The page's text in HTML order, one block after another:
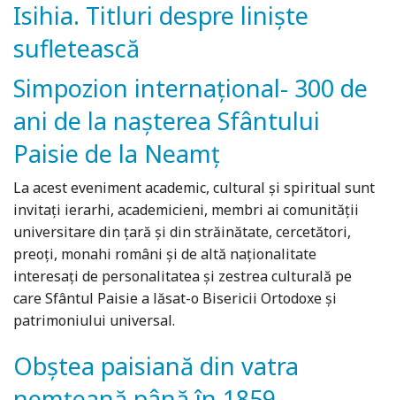
Isihia. Titluri despre liniște
sufletească
Simpozion internațional- 300 de
ani de la nașterea Sfântului
Paisie de la Neamț
La acest eveniment academic, cultural și spiritual sunt
invitați ierarhi, academicieni, membri ai comunității
universitare din țară și din străinătate, cercetători,
preoți, monahi români și de altă naționalitate
interesați de personalitatea și zestrea culturală pe
care Sfântul Paisie a lăsat-o Bisericii Ortodoxe și
patrimoniului universal.
Obștea paisiană din vatra